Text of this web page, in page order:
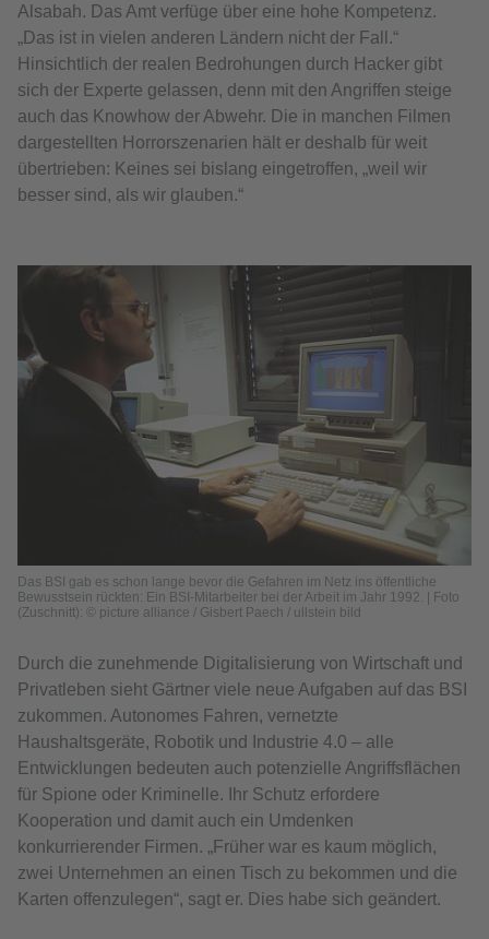
Alsabah. Das Amt verfüge über eine hohe Kompetenz.
„Das ist in vielen anderen Ländern nicht der Fall.“
Hinsichtlich der realen Bedrohungen durch Hacker gibt
sich der Experte gelassen, denn mit den Angriffen steige
auch das Knowhow der Abwehr. Die in manchen Filmen
dargestellten Horrorszenarien hält er deshalb für weit
übertrieben: Keines sei bislang eingetroffen, „weil wir
besser sind, als wir glauben.“
Das BSI gab es schon lange bevor die Gefahren im Netz ins öffentliche
Bewusstsein rückten: Ein BSI-Mitarbeiter bei der Arbeit im Jahr 1992. | Foto
(Zuschnitt): © picture alliance / Gisbert Paech / ullstein bild
Durch die zunehmende Digitalisierung von Wirtschaft und
Privatleben sieht Gärtner viele neue Aufgaben auf das BSI
zukommen. Autonomes Fahren, vernetzte
Haushaltsgeräte, Robotik und Industrie 4.0 – alle
Entwicklungen bedeuten auch potenzielle Angriffsflächen
für Spione oder Kriminelle. Ihr Schutz erfordere
Kooperation und damit auch ein Umdenken
konkurrierender Firmen. „Früher war es kaum möglich,
zwei Unternehmen an einen Tisch zu bekommen und die
Karten offenzulegen“, sagt er. Dies habe sich geändert.